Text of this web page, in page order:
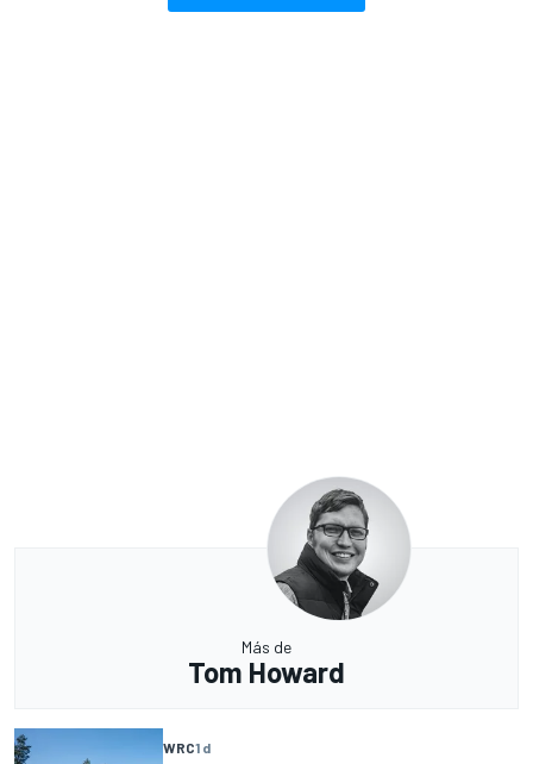
Más de
Tom Howard
WRC1 d